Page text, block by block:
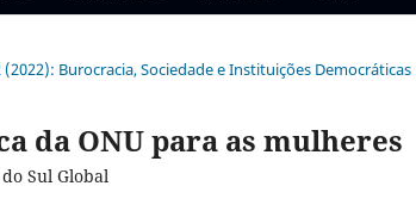
(2022): Burocracia, Sociedade e Instituições Democráticas
da ONU para as mulheres
Sul Global